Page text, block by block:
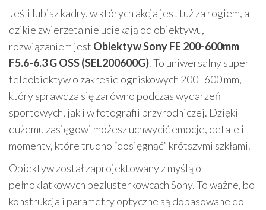
Jeśli lubisz kadry, w których akcja jest tuż za rogiem, a
dzikie zwierzęta nie uciekają od obiektywu,
rozwiązaniem jest Obiektyw Sony FE 200-600mm
F5.6-6.3 G OSS (SEL200600G). To uniwersalny super
teleobiektyw o zakresie ogniskowych 200–600 mm,
który sprawdza się zarówno podczas wydarzeń
sportowych, jak i w fotografii przyrodniczej. Dzięki
dużemu zasięgowi możesz uchwycić emocje, detale i
momenty, które trudno “dosięgnąć” krótszymi szkłami.
Obiektyw został zaprojektowany z myślą o
pełnoklatkowych bezlusterkowcach Sony. To ważne, bo
konstrukcja i parametry optyczne są dopasowane do